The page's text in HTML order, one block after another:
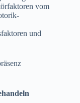
vom
und